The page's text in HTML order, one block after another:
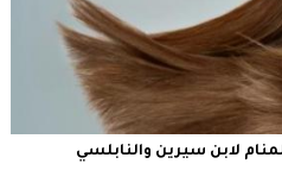
لابن سيرين والنابلسي